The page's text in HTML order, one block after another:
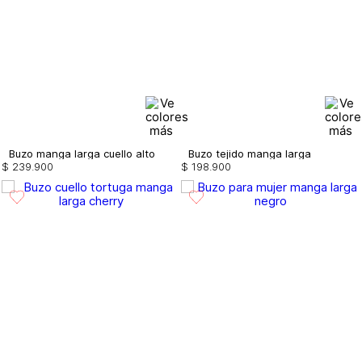
Buzo manga larga cuello alto
$ 239 900
Buzo tejido manga larga
$ 198 900